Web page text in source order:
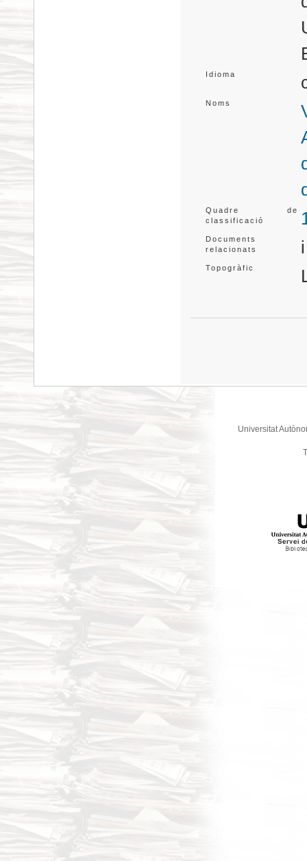
Idioma
Noms
Quadre de
classificació
Documents
relacionats
Topogràfic
Universitat